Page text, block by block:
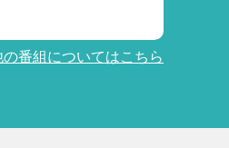
の番組についてはこちら